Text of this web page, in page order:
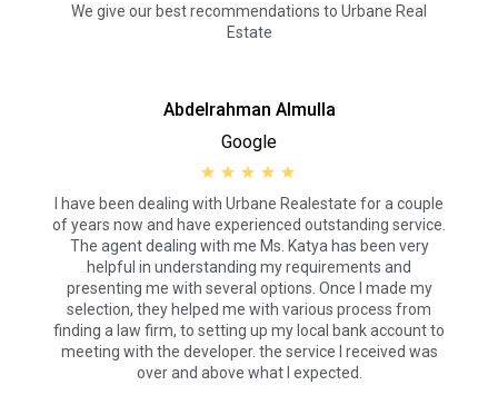
We give our best recommendations to Urbane Real
Estate
Abdelrahman Almulla
Google
I have been dealing with Urbane Realestate for a couple
of years now and have experienced outstanding service.
The agent dealing with me Ms. Katya has been very
helpful in understanding my requirements and
presenting me with several options. Once I made my
selection, they helped me with various process from
finding a law firm, to setting up my local bank account to
meeting with the developer. the service I received was
over and above what I expected.
Diese Cookies werden verwendet, um Informationen über
die Surfgewohnheiten auf der Website kennen und